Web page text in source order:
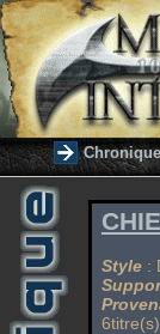
Style :